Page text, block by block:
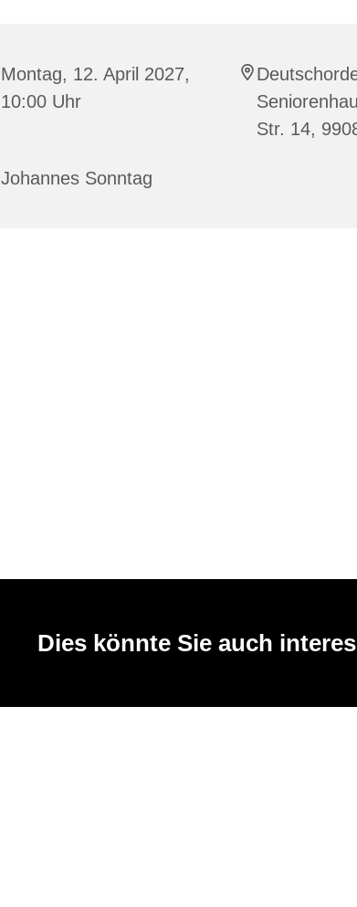
Montag, 12. April 2027,
10:00 Uhr
Str. 14,
Johannes Sonntag
Dies könnte Sie auch